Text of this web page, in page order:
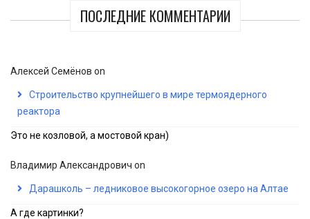
ПОСЛЕДНИЕ КОММЕНТАРИИ
Алексей Семёнов on
Строительство крупнейшего в мире термоядерного
реактора
Это не козловой, а мостовой кран)
Владимир Александрович on
Дарашколь – ледниковое высокогорное озеро на Алтае
А где картинки?